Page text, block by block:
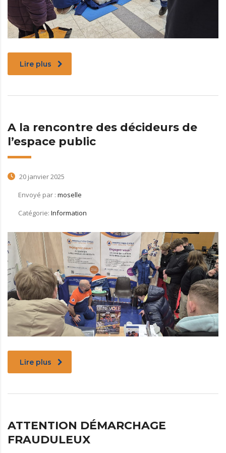
Lire plus
A la rencontre des décideurs de
l’espace public
20 janvier 2025
Envoyé par : moselle
Catégorie: Information
Lire plus
ATTENTION DÉMARCHAGE
FRAUDULEUX